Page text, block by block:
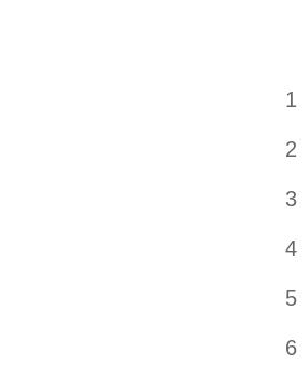
1
2
3
4
5
6